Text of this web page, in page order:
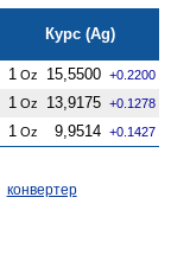
Курс (Ag)
1 Oz 15,5500 +0.2200
1 Oz 13,9175 +0.1278
1 Oz 9,9514 +0.1427
конвертер